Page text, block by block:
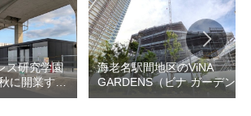
ス研究学園
に開業する
寿横
海老名駅間地区のViNA
GARDENS（ビナ ガーデン
ズ）で建設中の「（仮称）フ